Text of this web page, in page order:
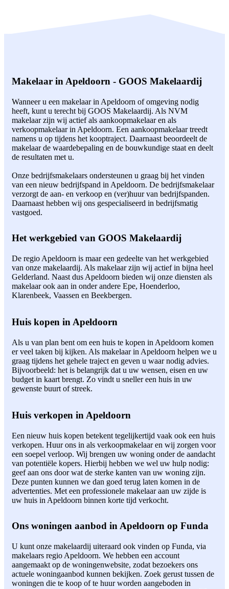
Makelaar in Apeldoorn - GOOS Makelaardij
Wanneer u een makelaar in Apeldoorn of omgeving nodig
heeft, kunt u terecht bij GOOS Makelaardij. Als NVM
makelaar zijn wij actief als aankoopmakelaar en als
verkoopmakelaar in Apeldoorn. Een aankoopmakelaar treedt
namens u op tijdens het kooptraject. Daarnaast beoordeelt de
makelaar de waardebepaling en de bouwkundige staat en deelt
de resultaten met u.
Onze bedrijfsmakelaars ondersteunen u graag bij het vinden
van een nieuw bedrijfspand in Apeldoorn. De bedrijfsmakelaar
verzorgt de aan- en verkoop en (ver)huur van bedrijfspanden.
Daarnaast hebben wij ons gespecialiseerd in bedrijfsmatig
vastgoed.
Het werkgebied van GOOS Makelaardij
De regio Apeldoorn is maar een gedeelte van het werkgebied
van onze makelaardij. Als makelaar zijn wij actief in bijna heel
Gelderland. Naast dus Apeldoorn bieden wij onze diensten als
makelaar ook aan in onder andere Epe, Hoenderloo,
Klarenbeek, Vaassen en Beekbergen.
Huis kopen in Apeldoorn
Als u van plan bent om een huis te kopen in Apeldoorn komen
er veel taken bij kijken. Als makelaar in Apeldoorn helpen we u
graag tijdens het gehele traject en geven u waar nodig advies.
Bijvoorbeeld: het is belangrijk dat u uw wensen, eisen en uw
budget in kaart brengt. Zo vindt u sneller een huis in uw
gewenste buurt of streek.
Huis verkopen in Apeldoorn
Een nieuw huis kopen betekent tegelijkertijd vaak ook een huis
verkopen. Huur ons in als verkoopmakelaar en wij zorgen voor
een soepel verloop. Wij brengen uw woning onder de aandacht
van potentiële kopers. Hierbij hebben we wel uw hulp nodig:
geef aan ons door wat de sterke kanten van uw woning zijn.
Deze punten kunnen we dan goed terug laten komen in de
advertenties. Met een professionele makelaar aan uw zijde is
uw huis in Apeldoorn binnen korte tijd verkocht.
Ons woningen aanbod in Apeldoorn op Funda
U kunt onze makelaardij uiteraard ook vinden op Funda, via
makelaars regio Apeldoorn. We hebben een account
aangemaakt op de woningenwebsite, zodat bezoekers ons
actuele woningaanbod kunnen bekijken. Zoek gerust tussen de
woningen die te koop of te huur worden aangeboden in